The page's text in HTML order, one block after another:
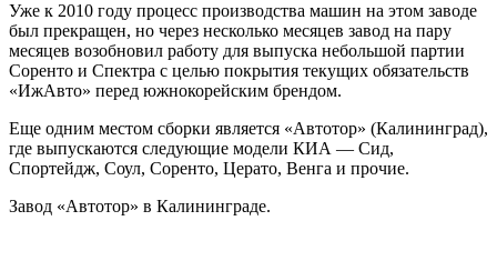
Уже к 2010 году процесс производства машин на этом заводе
был прекращен, но через несколько месяцев завод на пару
месяцев возобновил работу для выпуска небольшой партии
Соренто и Спектра с целью покрытия текущих обязательств
«ИжАвто» перед южнокорейским брендом.
Еще одним местом сборки является «Автотор» (Калининград),
где выпускаются следующие модели КИА — Сид,
Спортейдж, Соул, Соренто, Церато, Венга и прочие.
Завод «Автотор» в Калининграде.